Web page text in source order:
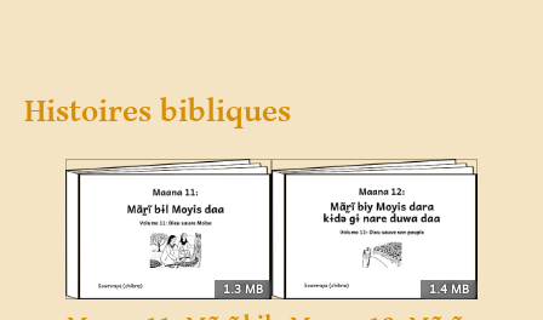
Histoires bibliques
1.3 MB 1.4 MB